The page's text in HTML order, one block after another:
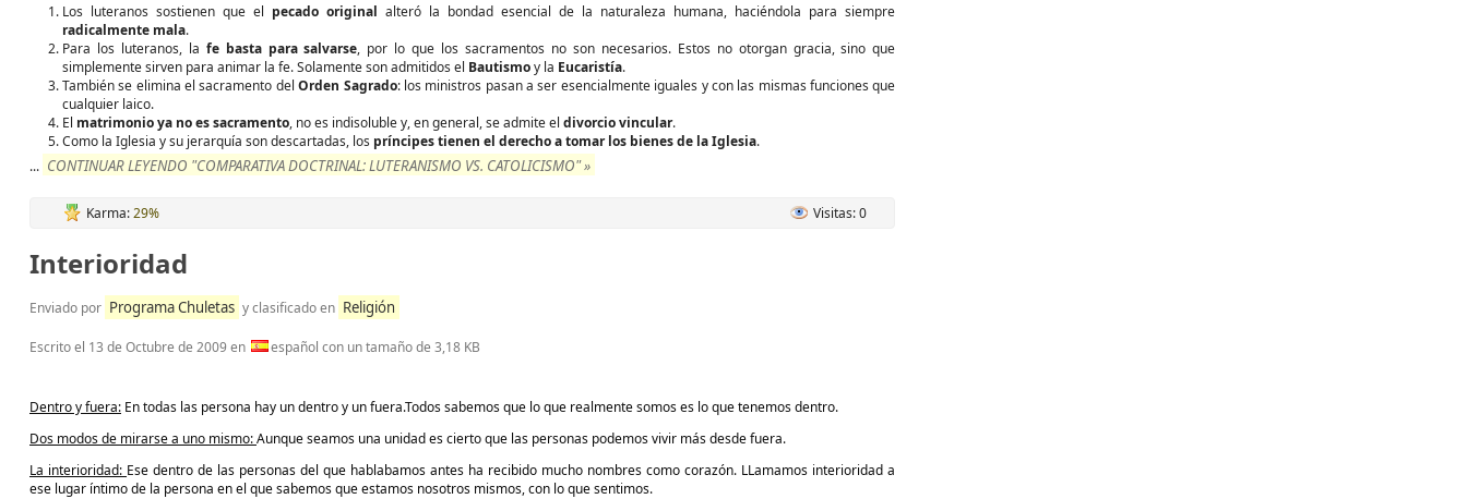
Los luteranos sostienen que el pecado original alteró la bondad esencial de la naturaleza humana, haciéndola para siempre
radicalmente mala.
Para los luteranos, la fe basta para salvarse, por lo que los sacramentos no son necesarios. Estos no otorgan gracia, sino que
simplemente sirven para animar la fe. Solamente son admitidos el Bautismoy la Eucaristía.
También se elimina el sacramento delOrden Sagrado: los ministros pasan a ser esencialmente iguales y con las mismas funciones que
cualquier laico.
El matrimonio ya no es sacramento, no es indisoluble y, en general, se admite el divorcio vincular.
Como la Iglesia y su jerarquía son descartadas, los príncipes tienen el derecho a tomar los bienes de la Iglesia.
... CONTINUAR LEYENDO "COMPARATIVA DOCTRINAL: LUTERANISMO VS. CATOLICISMO" »
Karma:29% Visitas: 0
Interioridad
Enviado por Programa Chuletas y clasificado en Religión
Escrito el 13 de Octubre de 2009en español con un tamaño de 3,18 KB
Dentro y fuera: En todas las persona hay un dentro y un fuera.Todos sabemos que lo que realmente somos es lo que tenemos dentro.
Dos modos de mirarse a uno mismo:Aunque seamos una unidad es cierto que las personas podemos vivir más desde fuera.
La interioridad: Ese dentro de las personas del que hablabamos antes ha recibido mucho nombres como corazón. LLamamos interioridad a
ese lugar íntimo de la persona en el que sabemos que estamos nosotros mismos, con lo que sentimos.